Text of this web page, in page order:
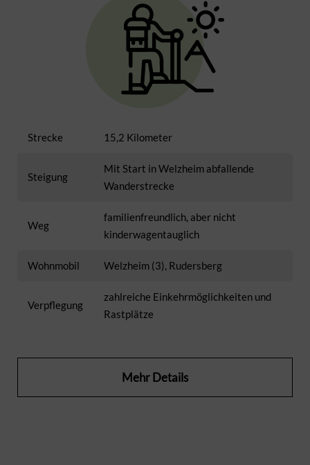
Strecke 15,2 Kilometer
Steigung
Mit Start in Welzheim abfallende
Wanderstrecke
Weg
familienfreundlich, aber nicht
kinderwagentauglich
Wohnmobil Welzheim (3), Rudersberg
Verpflegung
zahlreiche Einkehrmöglichkeiten und
Rastplätze
Mehr Details